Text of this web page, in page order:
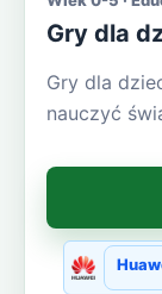
Gry dla
Gry dla
nauczyć